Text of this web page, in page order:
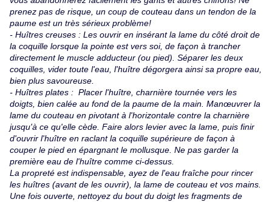
prenez pas de risque, un coup de couteau dans un tendon de la
paume est un très sérieux problème!
- Huîtres creuses : Les ouvrir en insérant la lame du côté droit de
la coquille lorsque la pointe est vers soi, de façon à trancher
directement le muscle adducteur (ou pied). Séparer les deux
coquilles, vider toute l'eau, l'huître dégorgera ainsi sa propre eau,
bien plus savoureuse.
- Huîtres plates : Placer l'huître, charnière tournée vers les
doigts, bien calée au fond de la paume de la main. Manœuvrer la
lame du couteau en pivotant à l'horizontale contre la charnière
jusqu'à ce qu'elle cède. Faire alors levier avec la lame, puis finir
d'ouvrir l'huître en raclant la coquille supérieure de façon à
couper le pied en épargnant le mollusque. Ne pas garder la
première eau de l'huître comme ci-dessus.
La propreté est indispensable, ayez de l'eau fraîche pour rincer
les huîtres (avant de les ouvrir), la lame de couteau et vos mains.
Une fois ouverte, nettoyez du bout du doigt les fragments de